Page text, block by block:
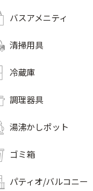
バスアメニティ
清掃用具
冷蔵庫
調理器具
湯沸かしポット
ゴミ箱
パティオ/バルコニー